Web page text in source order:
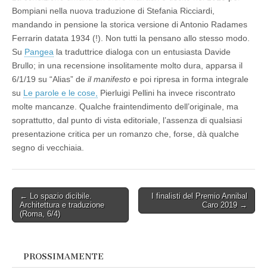
Bompiani nella nuova traduzione di Stefania Ricciardi,
mandando in pensione la storica versione di Antonio Radames
Ferrarin datata 1934 (!). Non tutti la pensano allo stesso modo.
Su Pangea la traduttrice dialoga con un entusiasta Davide
Brullo; in una recensione insolitamente molto dura, apparsa il
6/1/19 su “Alias” de il manifesto e poi ripresa in forma integrale
su Le parole e le cose, Pierluigi Pellini ha invece riscontrato
molte mancanze. Qualche fraintendimento dell’originale, ma
soprattutto, dal punto di vista editoriale, l’assenza di qualsiasi
presentazione critica per un romanzo che, forse, dà qualche
segno di vecchiaia.
Post
navigation
← Lo spazio dicibile.
Architettura e traduzione
(Roma, 6/4)
I finalisti del Premio Annibal
Caro 2019 →
PROSSIMAMENTE